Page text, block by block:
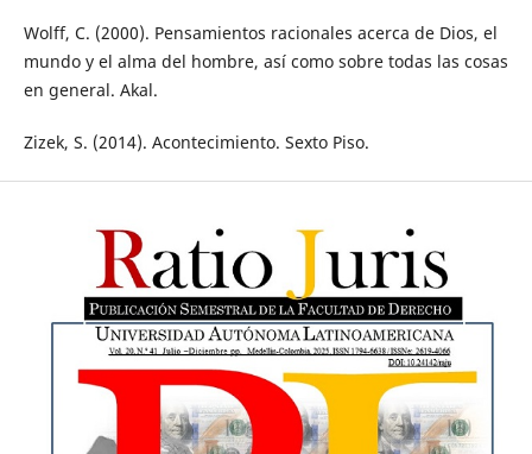
Wolff, C. (2000). Pensamientos racionales acerca de Dios, el
mundo y el alma del hombre, así como sobre todas las cosas
en general. Akal.
Zizek, S. (2014). Acontecimiento. Sexto Piso.